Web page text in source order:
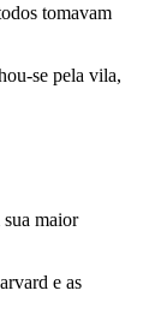
tomavam
se pela vila,
maior
e as